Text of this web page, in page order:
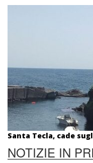
Santa Tecla, cade
NOTIZIE IN